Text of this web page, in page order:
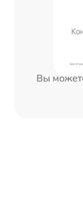
Вы